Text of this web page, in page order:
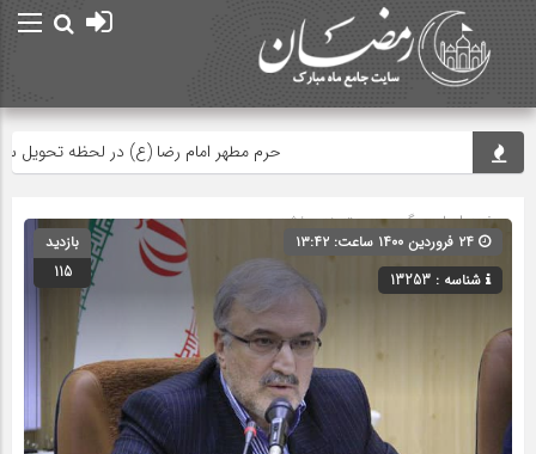
حرم مطهر امام رضا (ع) در لحظه تحویل سال
صفحه اصلی» گروه » دسته‌بندی نشده
شناسه : 13253
بازدید
115